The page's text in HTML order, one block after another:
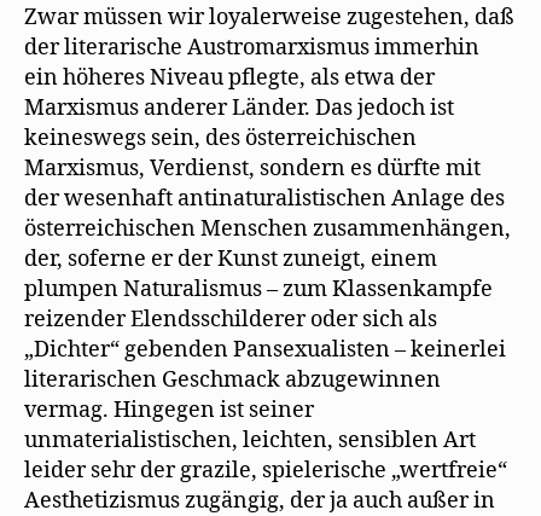
Zwar müssen wir loyalerweise zugestehen, daß
der literarische Austromarxismus immerhin
ein höheres Niveau pflegte, als etwa der
Marxismus anderer Länder. Das jedoch ist
keineswegs sein, des österreichischen
Marxismus, Verdienst, sondern es dürfte mit
der wesenhaft antinaturalistischen Anlage des
österreichischen Menschen zusammenhängen,
der, soferne er der Kunst zuneigt, einem
plumpen Naturalismus – zum Klassenkampfe
reizender Elendsschilderer oder sich als
„Dichter“ gebenden Pansexualisten – keinerlei
literarischen Geschmack abzugewinnen
vermag. Hingegen ist seiner
unmaterialistischen, leichten, sensiblen Art
leider sehr der grazile, spielerische „wertfreie“
Aesthetizismus zugängig, der ja auch außer in